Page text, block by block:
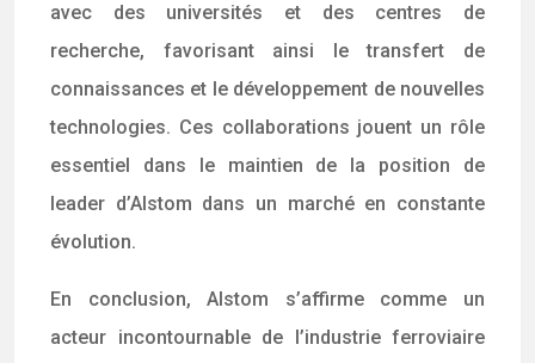
avec des universités et des centres de
recherche, favorisant ainsi le transfert de
connaissances et le développement de nouvelles
technologies. Ces collaborations jouent un rôle
essentiel dans le maintien de la position de
leader d’Alstom dans un marché en constante
évolution.
En conclusion, Alstom s’affirme comme un
acteur incontournable de l’industrie ferroviaire